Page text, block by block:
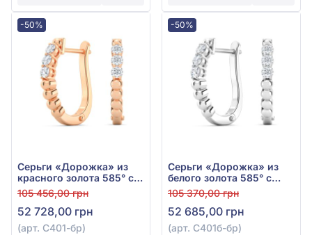
-50%
Серьги «Дорожка» из
красного золота 585° с
бриллиантами 0,24ct,
арт. С401к-бр
105 456,00 грн
52 728,00 грн
(арт. С401-бр)
-50%
Серьги «Дорожка» из
белого золота 585° с
бриллиантами 0,26ct,
арт. С401б-бр
105 370,00 грн
52 685,00 грн
(арт. С401б-бр)